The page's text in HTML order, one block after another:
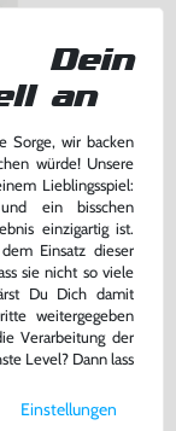
Controller
€
Warenkorb
Dein
an
Sorge, wir backen
würde! Unsere
Lieblingsspiel:
ein bisschen
einzigartig ist.
Einsatz dieser
sie nicht so viele
Du Dich damit
weitergegeben
Verarbeitung der
Level? Dann lass
Cookies und
Einstellungen